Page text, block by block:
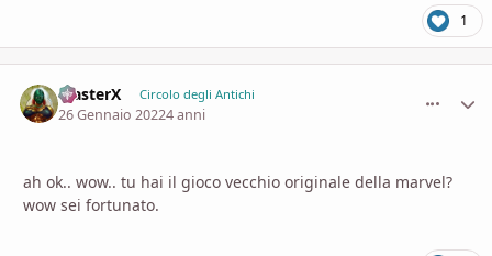
1
MasterX Circolo degli Antichi
26 Gennaio 20224 anni
ah ok.. wow.. tu hai il gioco vecchio originale della marvel?
wow sei fortunato.